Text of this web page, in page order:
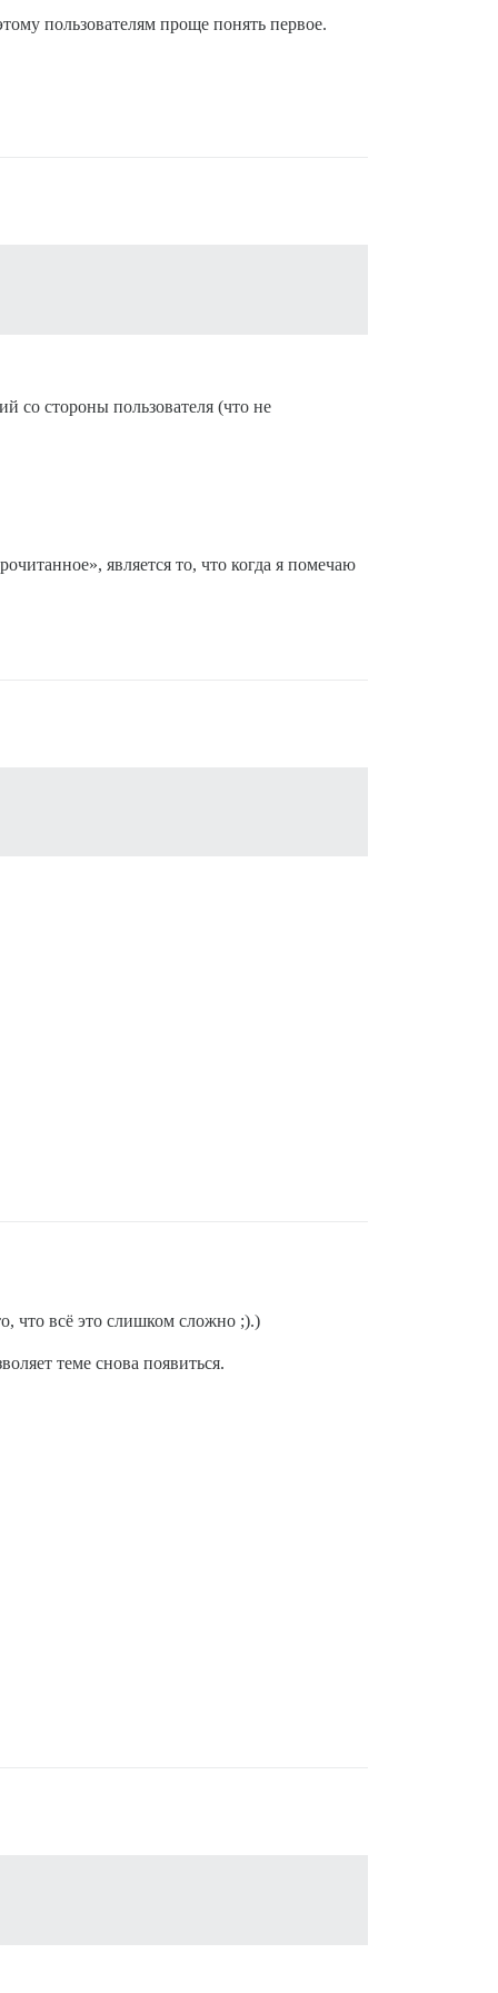
пользователям проще понять первое.
со стороны пользователя (что не
является то, что когда я помечаю
что всё это слишком сложно ;).)
теме снова появиться.